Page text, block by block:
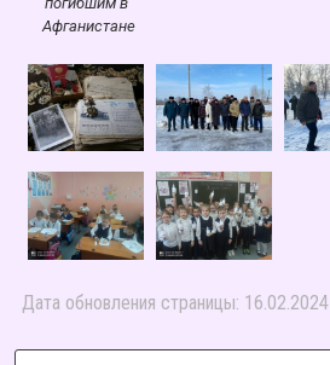
Афганистане
Дата обновления страницы: 16.02.2024